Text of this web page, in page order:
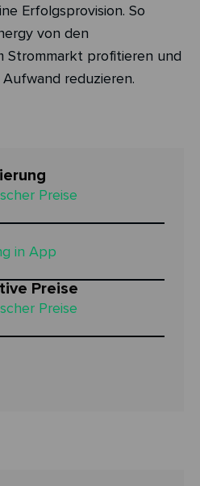
Erfolgsprovision. So
von den
Strommarkt profitieren und
reduzieren.
Preise
in App
Preise
Preise